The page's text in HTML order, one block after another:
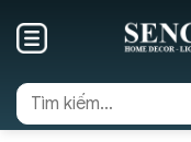
Tìm
kiếm: